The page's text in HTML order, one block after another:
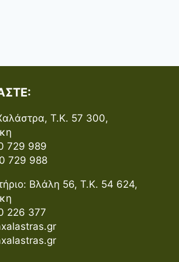
Τ.Κ. 57 300,
729 989
729 988
Βλάλη 56, Τ.Κ. 54 624,
226 377